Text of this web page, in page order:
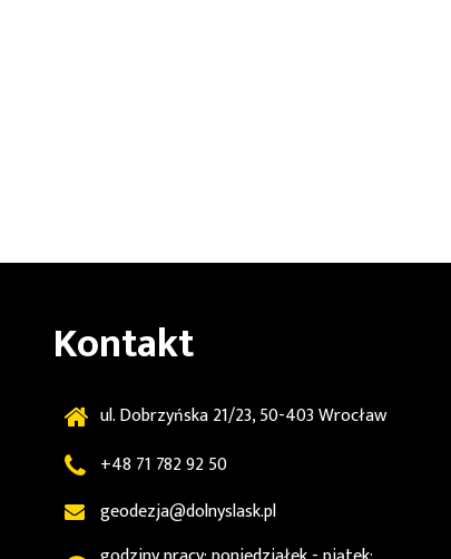
Kontakt
ul. Dobrzyńska 21/23, 50-403 Wrocław
+48 71 782 92 50
geodezja@dolnyslask.pl